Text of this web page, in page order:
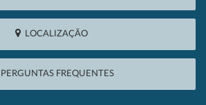
LOCALIZAÇÃO
PERGUNTAS FREQUENTES